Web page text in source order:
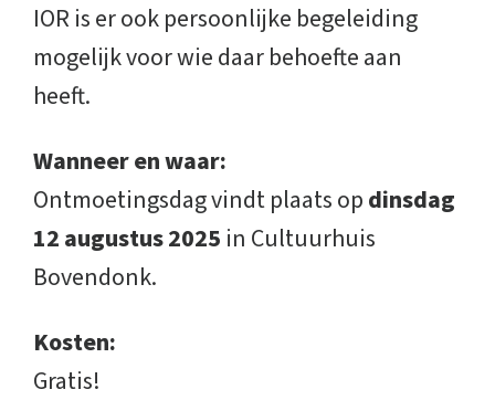
IOR is er ook persoonlijke begeleiding
mogelijk voor wie daar behoefte aan
heeft.
Wanneer en waar:
Ontmoetingsdag vindt plaats opdinsdag
12 augustus 2025 in Cultuurhuis
Bovendonk.
Kosten:
Gratis!